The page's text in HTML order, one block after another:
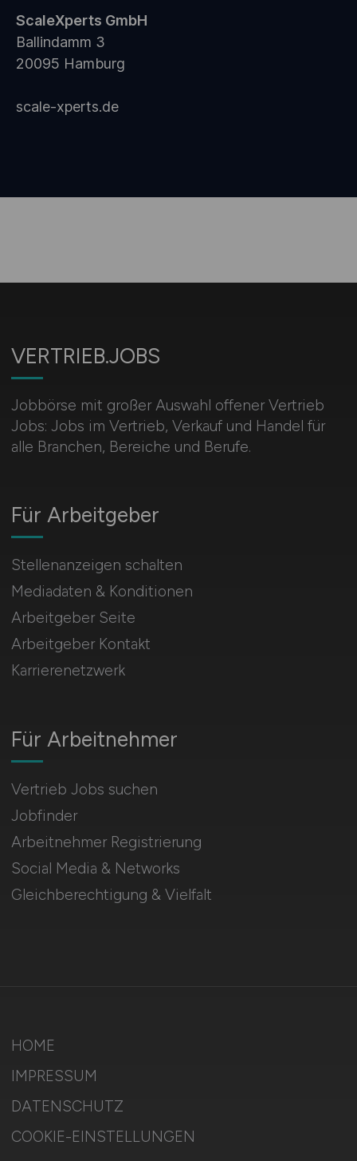
VERTRIEB.JOBS
Jobbörse mit großer Auswahl offener Vertrieb
Jobs: Jobs im Vertrieb, Verkauf und Handel für
alle Branchen, Bereiche und Berufe.
Für Arbeitnehmer
Vertrieb Jobs suchen
Jobfinder
Arbeitnehmer Registrierung
Social Media & Networks
Gleichberechtigung & Vielfalt
Für Arbeitgeber
Stellenanzeigen schalten
Mediadaten & Konditionen
Arbeitgeber Seite
Arbeitgeber Kontakt
Karrierenetzwerk
HOME
IMPRESSUM
DATENSCHUTZ
COOKIE-EINSTELLUNGEN